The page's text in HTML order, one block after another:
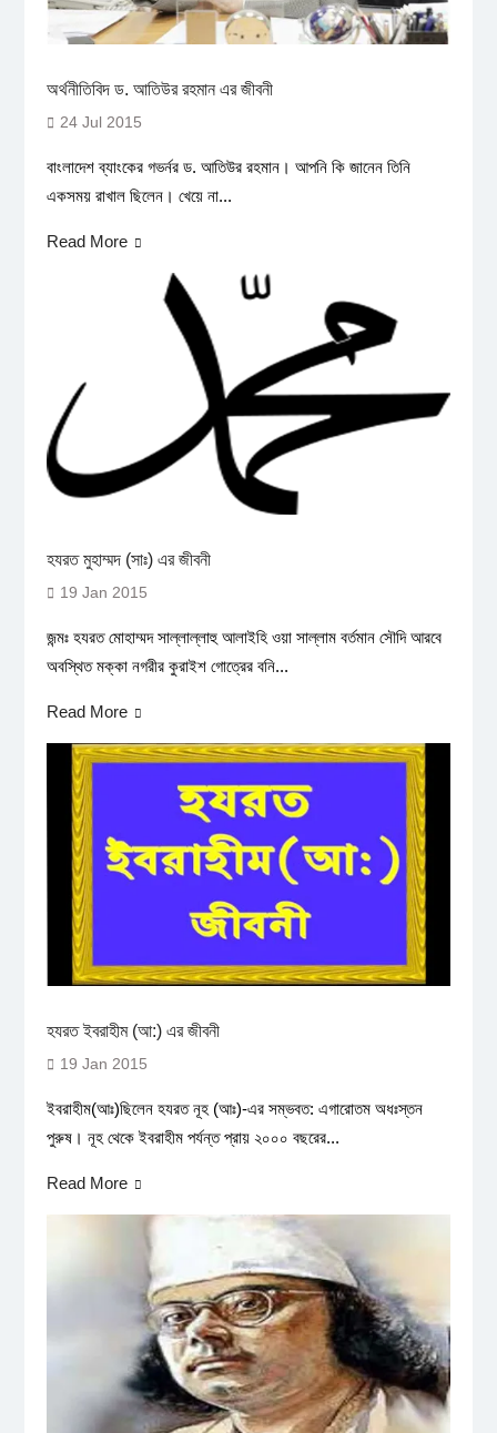
অর্থনীতিবিদ ড. আতিউর রহমান এর জীবনী
24 Jul 2015
বাংলাদেশ ব্যাংকের গভর্নর ড. আতিউর রহমান। আপনি কি জানেন তিনি
একসময় রাখাল ছিলেন। খেয়ে না...
Read More
হযরত মুহাম্মদ (সাঃ) এর জীবনী
19 Jan 2015
জন্মঃ হযরত মোহাম্মদ সাল্লাল্লাহু আলাইহি ওয়া সাল্লাম বর্তমান সৌদি আরবে
অবস্থিত মক্কা নগরীর কুরাইশ গোত্রের বনি...
Read More
হযরত ইবরাহীম (আ:) এর জীবনী
19 Jan 2015
ইবরাহীম(আঃ)ছিলেন হযরত নূহ (আঃ)-এর সম্ভবত: এগারোতম অধঃস্তন
পুরুষ। নূহ থেকে ইবরাহীম পর্যন্ত প্রায় ২০০০ বছরের...
Read More